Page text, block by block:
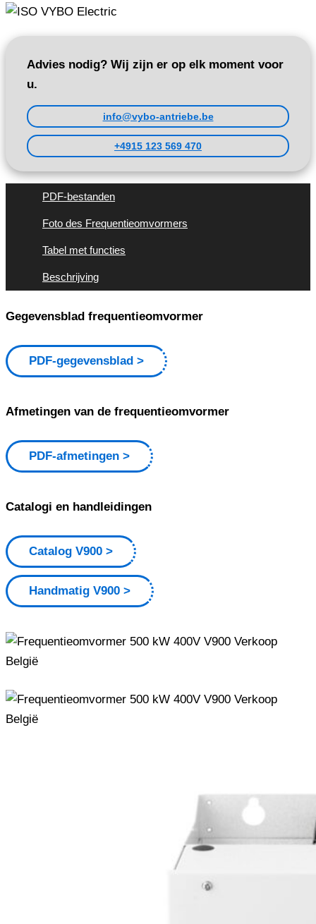
Advies nodig? Wij zijn er op elk moment voor
u.
info@vybo-antriebe.be
+4915 123 569 470
PDF-bestanden
Foto des Frequentieomvormers
Tabel met functies
Beschrijving
Gegevensblad frequentieomvormer
PDF-gegevensblad
Afmetingen van de frequentieomvormer
PDF-afmetingen
Catalogi en handleidingen
Catalog V900
Handmatig V900